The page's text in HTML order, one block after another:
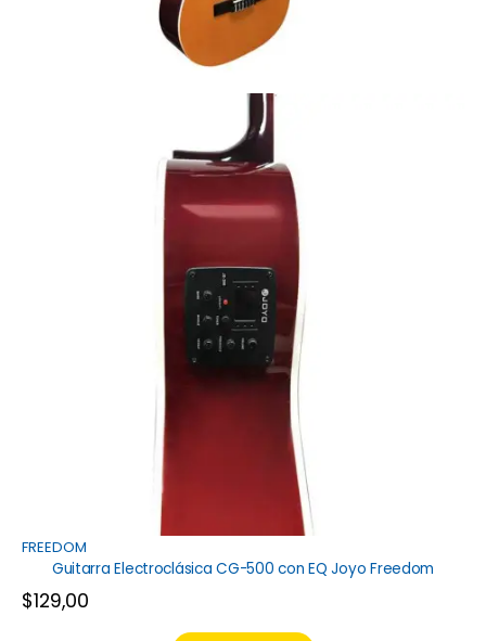
FREEDOM
Guitarra Electroclásica CG-500 con EQ Joyo Freedom
$129,00